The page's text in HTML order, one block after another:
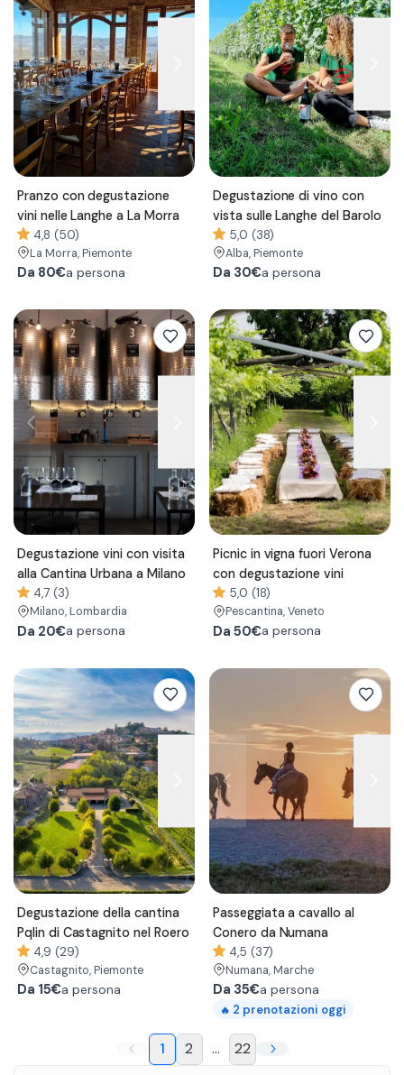
Pranzo con degustazione
vini nelle Langhe a La Morra
4,8 (50)
La Morra, Piemonte
Da 80€a persona
Degustazione di vino con
vista sulle Langhe del Barolo
5,0 (38)
Alba, Piemonte
Da 30€a persona
Degustazione vini con visita
alla Cantina Urbana a Milano
4,7 (3)
Milano, Lombardia
Da 20€a persona
Picnic in vigna fuori Verona
con degustazione vini
5,0 (18)
Pescantina, Veneto
Da 50€a persona
Degustazione della cantina
Pqlin di Castagnito nel Roero
4,9 (29)
Castagnito, Piemonte
Da 15€a persona
Passeggiata a cavallo al
Conero da Numana
4,5 (37)
Numana, Marche
Da 35€a persona
🔥 2 prenotazioni oggi
1 2 ... 22